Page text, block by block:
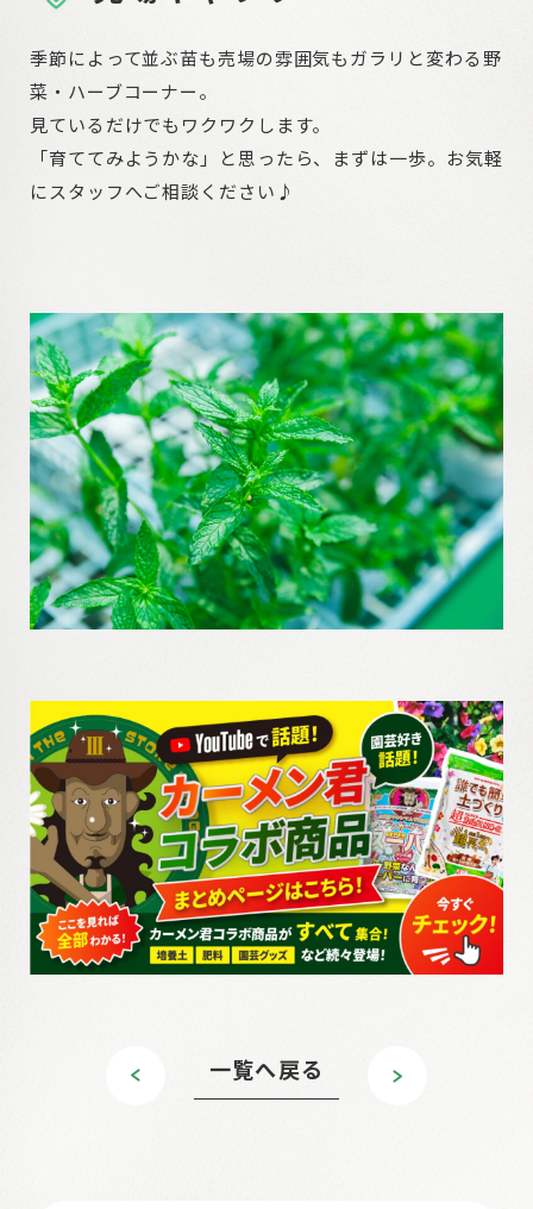
季節によって並ぶ苗も売場の雰囲気もガラリと変わる野
菜・ハーブコーナー。
見ているだけでもワクワクします。
「育ててみようかな」と思ったら、まずは一歩。お気軽
にスタッフへご相談ください♪
一覧へ戻る